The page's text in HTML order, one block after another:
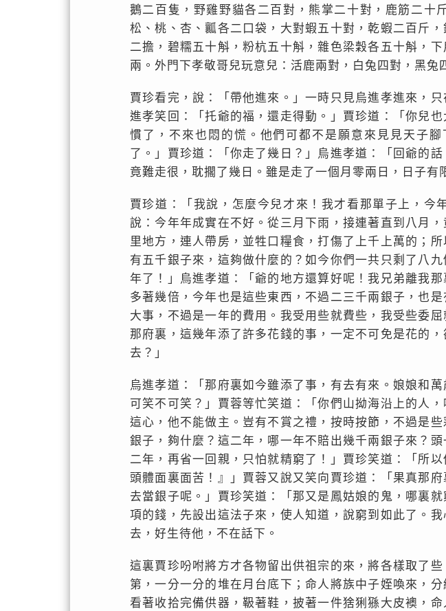
鵝二百隻，野雞野貓各二百對，熊掌二十對，鹿筋二十
松、桃、杏、瓤各二口袋，大對蝦五十對，乾蝦二百斤
二擔，碧糯五十斛，粉杭五十斛，雜色梁穀各五十斛，
兩。外門下孝敬哥兒玩意兒：活鹿兩對，白兔四對，黑兔
賈珍看完，說：「帶他進來。」一時只見烏進孝進來，
進孝笑回：「托爺的福，還走得動。」賈珍道：「你兒
慣了，不來也悶的慌。他們可都不是願意來見見天子
了。」賈珍道：「你走了幾日？」烏進孝道：「回爺的
竟難走很，耽擱了幾日。雖是走了一個月零兩日，日子有
賈珍道：「我說，怎麼今兒才來！我才看那單子上，今
說：今年年成實在不好。從三月下雨，接連著直到八月
里地方，連人帶房，並牲口糧食，打傷了上千上萬的；
有五千銀子來，這夠做什麼的？如今你們一共只剩了八
年了！」烏進孝道：「爺的地方還算好呢！我兄弟離我
多著幾倍，今年也是這些東西，不過二三千兩銀子，也
大事，不過是一年的費用。我受用些就費些，我受些委
那府裏，這幾年添了許多花錢的事，一定不可免是花的
去？」
烏進孝道：「那府裏如今雖添了事，有去有來。娘娘和
可笑不可笑？」賈蓉等忙笑道：「你們山拗海沿上的人
這心，他不能做主。豈有不賞之禮，按時按節，不過是
銀子，夠什麼？這二年，哪一年不賠出幾千兩銀子來？
二年，再省一回親，只怕就精窮了！」賈珍笑道：「所
頭體面裏面苦！』」賈蓉又說又笑向賈珍道：「果真那
去當銀子呢。」賈珍笑道：「那又是鳳姑娘的鬼，哪裏
項的錢，先設出這法子來，使人知道，說窮到如此了。
去，好生待他，不在話下。
這裏賈珍吩咐將方才各物留出供祖宗的來，將各樣取了
第，一分一分的堆在月台底下；命人將族中子姪喚來，
看著收拾完備供器，靸著鞋，披著一件猞猁猻大皮襖，